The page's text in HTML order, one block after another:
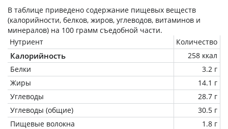
В таблице приведено содержание пищевых веществ
(калорийности, белков, жиров, углеводов, витаминов и
минералов) на 100 грамм съедобной части.
Нутриент
Количество
Калорийность
258 ккал
Белки
3.2 г
Жиры
14.1 г
Углеводы
28.7 г
Углеводы (общие)
30.5 г
Пищевые волокна
1.8 г